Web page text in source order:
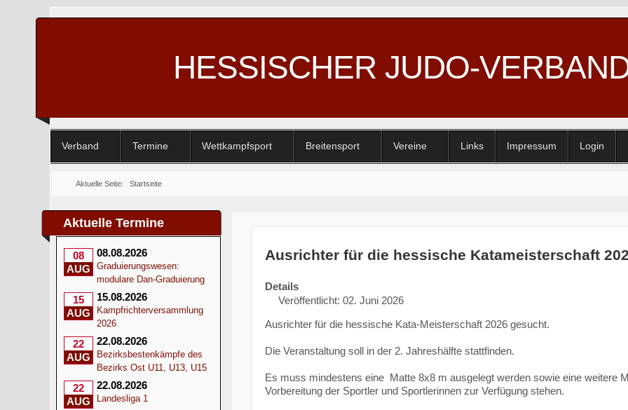
HESSISCHER JUDO-
Verband Termine Wettkampfsport Breitensport Vereine Links Impressum Login
Aktuelle Seite:Startseite
Aktuelle Termine
08
AUG
08.08.2026
Graduierungswesen:
modulare Dan-Graduierung
15
AUG
15.08.2026
Kampfrichterversammlung
2026
22
AUG
22.08.2026
Bezirksbestenkämpfe des
Bezirks Ost U11, U13, U15
22
AUG
22.08.2026
Landesliga 1
Ausrichter für die hessische Katameisterschaft
Details
Veröffentlicht: 02. Juni 2026
Ausrichter für die hessische Kata-Meisterschaft 2026 gesucht.
Die Veranstaltung soll in der 2. Jahreshälfte stattfinden.
Es muss mindestens eine Matte 8x8 m ausgelegt werden sowie eine weitere
Vorbereitung der Sportler und Sportlerinnen zur Verfügung stehen.